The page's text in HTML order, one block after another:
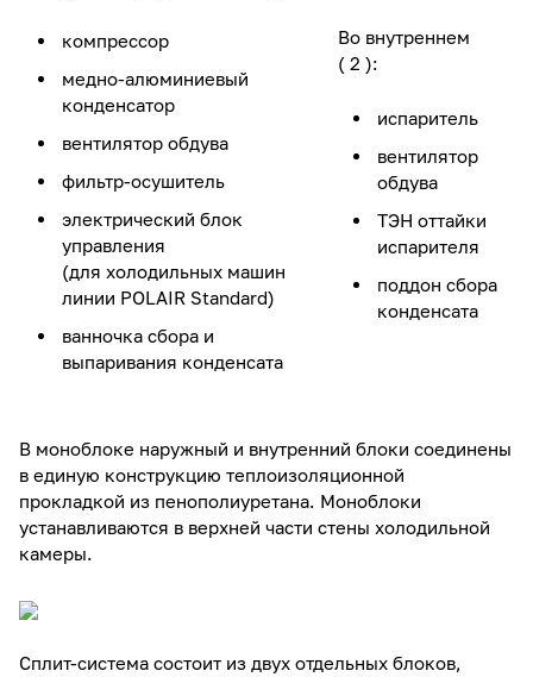
компрессор
медно-алюминиевый
конденсатор
вентилятор обдува
фильтр-осушитель
электрический блок
управления
(для холодильных машин
линии POLAIR Standard)
ванночка сбора и
выпаривания конденсата
Во внутреннем
( 2 ):
испаритель
вентилятор
обдува
ТЭН оттайки
испарителя
поддон сбора
конденсата
В моноблоке наружный и внутренний блоки соединены
в единую конструкцию теплоизоляционной
прокладкой из пенополиуретана. Моноблоки
устанавливаются в верхней части стены холодильной
камеры.
Сплит-система состоит из двух отдельных блоков,